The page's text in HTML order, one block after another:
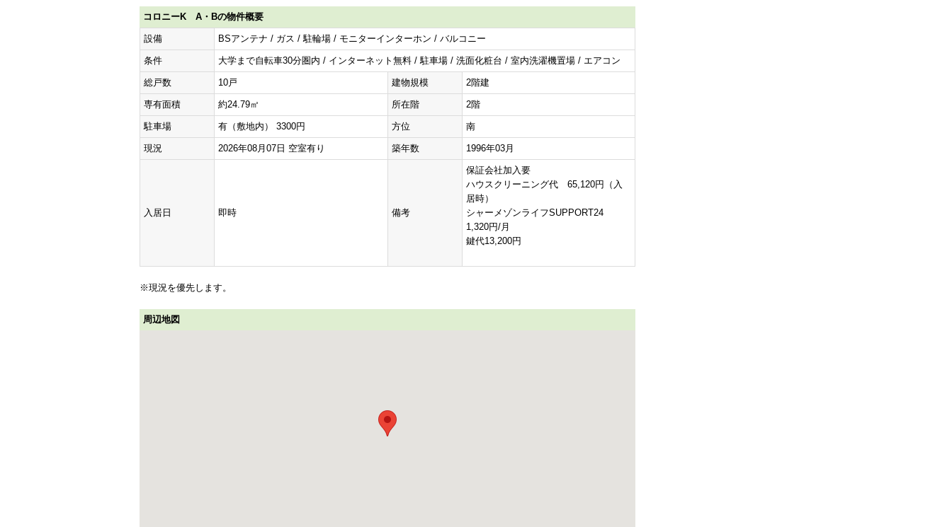
コロニーK A・Bの物件概要
設備 BSアンテナ / ガス / 駐輪場 / モニターインターホン / バルコニー
条件 大学まで自転車30分圏内 / インターネット無料 / 駐車場 / 洗面化粧台 / 室内洗濯機置場 / エアコン
総戸数 10戸 建物規模 2階建
専有面積 約24.79㎡ 所在階 2階
駐車場 有（敷地内） 3300円 方位 南
現況 2026年08月07日 空室有り 築年数 1996年03月
入居日 即時 備考
保証会社加入要
ハウスクリーニング代 65,120円（入
居時）
シャーメゾンライフSUPPORT24
1,320円/月
鍵代13,200円
※現況を優先します。
周辺地図